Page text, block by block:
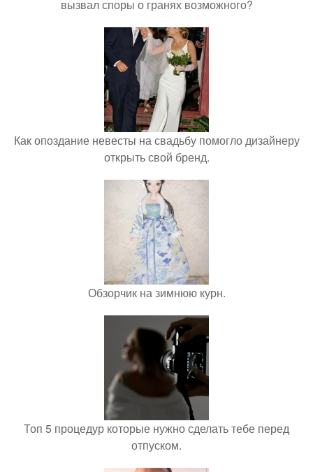
вызвал споры о гранях возможного?
Как опоздание невесты на свадьбу помогло дизайнеру
открыть свой бренд.
Обзорчик на зимнюю курн.
Топ 5 процедур которые нужно сделать тебе перед
отпуском.